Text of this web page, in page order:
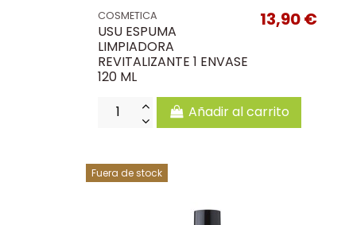
COSMETICA
USU ESPUMA
LIMPIADORA
REVITALIZANTE 1 ENVASE
120 ML
13,90 €
Añadir al carrito
Fuera de stock